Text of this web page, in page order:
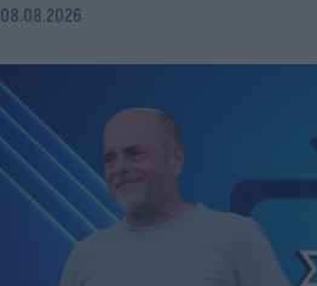
08.08.2026